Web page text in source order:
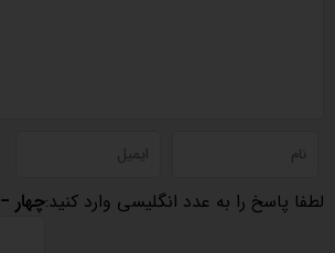
لطفا پاسخ را به عدد انگلیسی وارد کنید:چهار − 3 =